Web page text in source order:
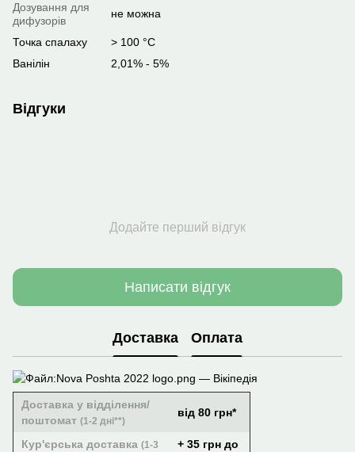
Дозування для
дифузорів
не можна
Точка спалаху
> 100 °C
Ванілін
2,01% - 5%
Відгуки
Додайте перший відгук
Написати відгук
Доставка Оплата
Доставка у відділення/
поштомат (1-2 дні**)
від 80 грн*
Кур'єрська доставка (1-3
+ 35 грн до